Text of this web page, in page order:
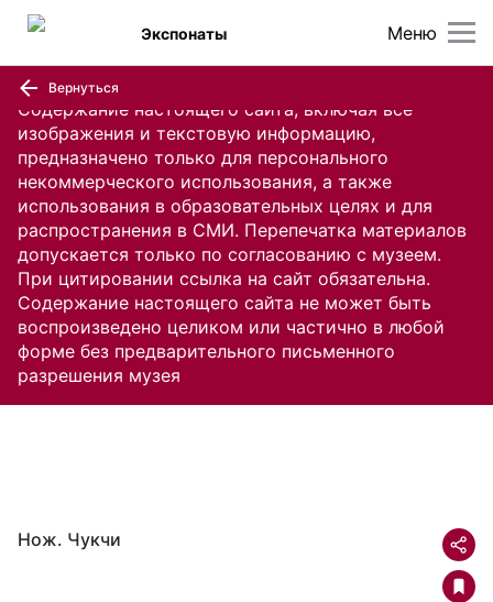
Содержание настоящего сайта, включая все
изображения и текстовую информацию,
предназначено только для персонального
некоммерческого использования, а также
использования в образовательных целях и для
распространения в СМИ. Перепечатка материалов
допускается только по согласованию с музеем.
При цитировании ссылка на сайт обязательна.
Содержание настоящего сайта не может быть
воспроизведено целиком или частично в любой
форме без предварительного письменного
разрешения музея
Меню
Экспонаты
Вернуться
Нож. Чукчи